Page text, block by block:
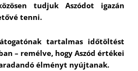
tudjuk Aszódot igazán
tenni.
tartalmas időtöltést
– remélve, hogy Aszód értékei
élményt nyújtanak.